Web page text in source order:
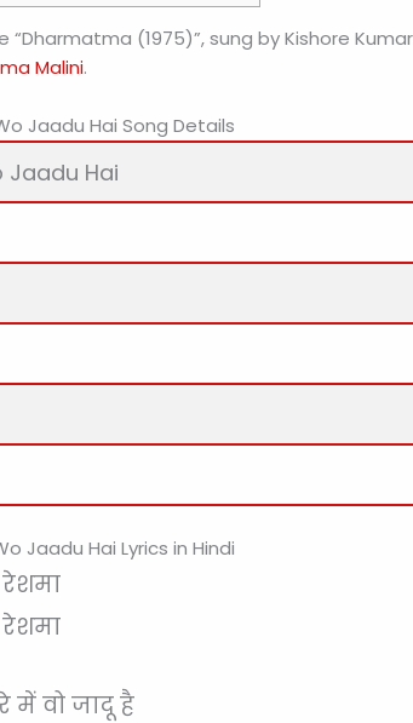
(1975)”, sung by Kishore
Malini.
Jaadu Hai Song Details
Jaadu Hai
Jaadu Hai Lyrics in Hindi
रेशमा
रेशमा
में वो जादू है